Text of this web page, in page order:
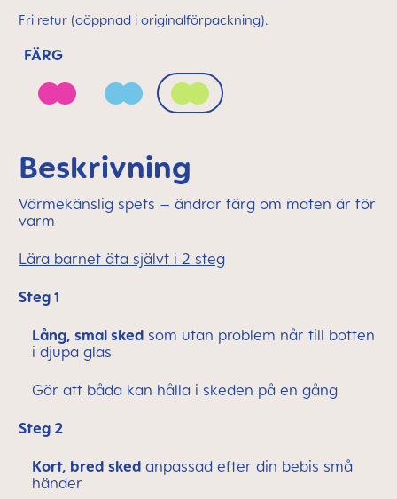
Fri retur (oöppnad i originalförpackning).
FÄRG
Deep PinkIce Blue Pistacchio
Beskrivning
Värmekänslig spets – ändrar färg om maten är för
varm
Lära barnet äta självt i 2 steg
Steg 1
Lång, smal sked som utan problem når till botten
i djupa glas
Gör att båda kan hålla i skeden på en gång
Steg 2
Kort, bred sked anpassad efter din bebis små
händer